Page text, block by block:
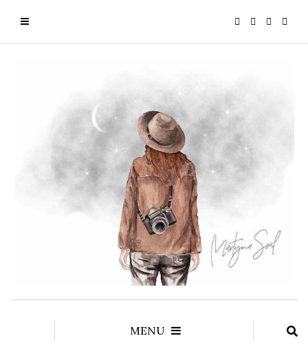
MENU